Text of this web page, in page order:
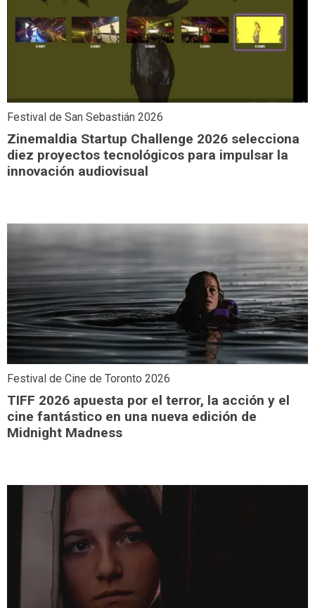
Festival de San Sebastián 2026
Zinemaldia Startup Challenge 2026 selecciona
diez proyectos tecnológicos para impulsar la
innovación audiovisual
Festival de Cine de Toronto 2026
TIFF 2026 apuesta por el terror, la acción y el
cine fantástico en una nueva edición de
Midnight Madness